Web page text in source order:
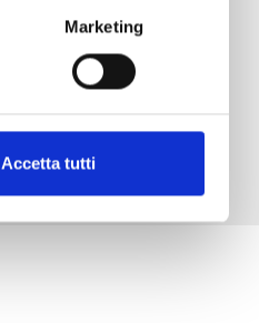
Marketing
Accetta tutti